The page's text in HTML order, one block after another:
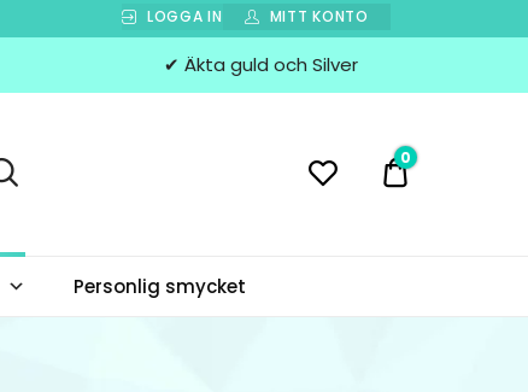
LOGGA IN MITT KONTO
✔ Äkta guld och Silver
0 kr
0
Personlig smycket